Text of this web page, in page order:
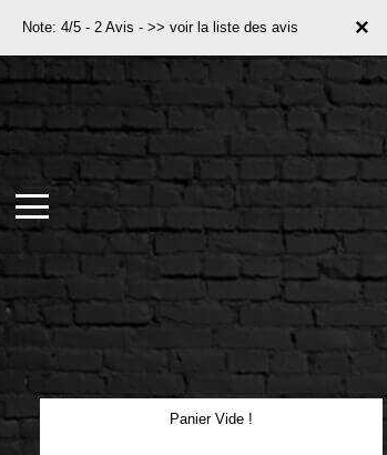
×
Note: 4/5 - 2 Avis - >> voir la liste des avis ×
Panier Vide !